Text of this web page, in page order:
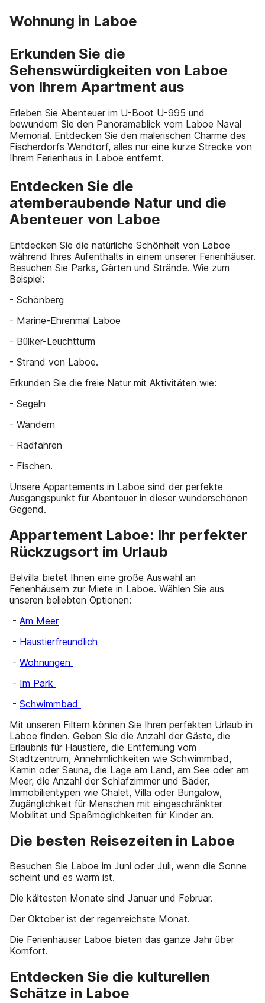
Wohnung in Laboe
Erkunden Sie die
Sehenswürdigkeiten von Laboe
von Ihrem Apartment aus
Erleben Sie Abenteuer im U-Boot U-995 und
bewundern Sie den Panoramablick vom Laboe Naval
Memorial. Entdecken Sie den malerischen Charme des
Fischerdorfs Wendtorf, alles nur eine kurze Strecke von
Ihrem Ferienhaus in Laboe entfernt.
Entdecken Sie die
atemberaubende Natur und die
Abenteuer von Laboe
Entdecken Sie die natürliche Schönheit von Laboe
während Ihres Aufenthalts in einem unserer Ferienhäuser.
Besuchen Sie Parks, Gärten und Strände. Wie zum
Beispiel:
- Schönberg
- Marine-Ehrenmal Laboe
- Bülker-Leuchtturm
- Strand von Laboe.
Erkunden Sie die freie Natur mit Aktivitäten wie:
- Segeln
- Wandern
- Radfahren
- Fischen.
Unsere Appartements in Laboe sind der perfekte
Ausgangspunkt für Abenteuer in dieser wunderschönen
Gegend.
Appartement Laboe: Ihr perfekter
Rückzugsort im Urlaub
Belvilla bietet Ihnen eine große Auswahl an
Ferienhäusern zur Miete in Laboe. Wählen Sie aus
unseren beliebten Optionen:
- Am Meer
- Haustierfreundlich
- Wohnungen
- Im Park
- Schwimmbad
Mit unseren Filtern können Sie Ihren perfekten Urlaub in
Laboe finden. Geben Sie die Anzahl der Gäste, die
Erlaubnis für Haustiere, die Entfernung vom
Stadtzentrum, Annehmlichkeiten wie Schwimmbad,
Kamin oder Sauna, die Lage am Land, am See oder am
Meer, die Anzahl der Schlafzimmer und Bäder,
Immobilientypen wie Chalet, Villa oder Bungalow,
Zugänglichkeit für Menschen mit eingeschränkter
Mobilität und Spaßmöglichkeiten für Kinder an.
Die besten Reisezeiten in Laboe
Besuchen Sie Laboe im Juni oder Juli, wenn die Sonne
scheint und es warm ist.
Die kältesten Monate sind Januar und Februar.
Der Oktober ist der regenreichste Monat.
Die Ferienhäuser Laboe bieten das ganze Jahr über
Komfort.
Entdecken Sie die kulturellen
Schätze in Laboe